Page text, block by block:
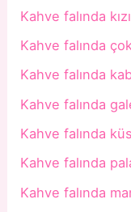
Kahve falında
Kahve falında
Kahve falında
Kahve falında
Kahve falında
Kahve falında
Kahve falında